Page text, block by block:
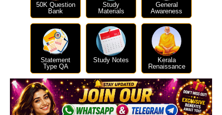
50K Question
Bank
Study
Materials
General
Awareness
Statement
Type QA
Study Notes
Kerala
Renaissance